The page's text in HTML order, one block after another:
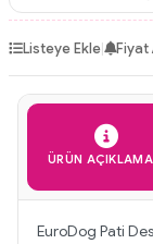
Listeye Ekle| Fiyat
ÜRÜN
EuroDog Pati